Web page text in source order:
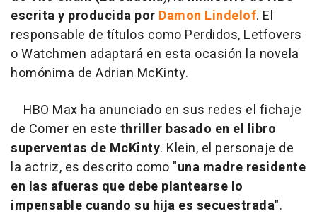
escrita y producida por Damon Lindelof. El
responsable de títulos como Perdidos, Letfovers
o Watchmen adaptará en esta ocasión la novela
homónima de Adrian McKinty.
HBO Max ha anunciado en sus redes el fichaje
de Comer en este thriller basado en el libro
superventas de McKinty. Klein, el personaje de
la actriz, es descrito como "una madre residente
en las afueras que debe plantearse lo
impensable cuando su hija es secuestrada".